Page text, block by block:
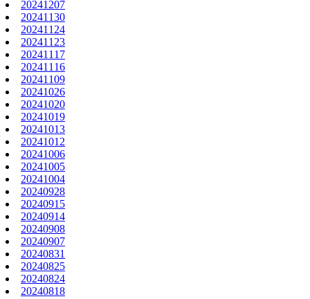
20241207
20241130
20241124
20241123
20241117
20241116
20241109
20241026
20241020
20241019
20241013
20241012
20241006
20241005
20241004
20240928
20240915
20240914
20240908
20240907
20240831
20240825
20240824
20240818